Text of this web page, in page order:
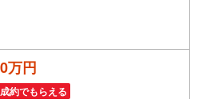
万円
成約でもらえる